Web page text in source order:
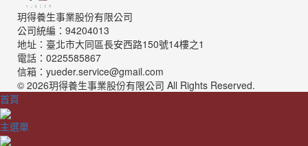
玥得養生事業股份有限公司
公司統編：94204013
地址：臺北市大同區長安西路150號14樓之1
電話：0225585867
信箱：yueder.service@gmail.com
© 2026玥得養生事業股份有限公司 All Rights Reserved.
首頁
主選單